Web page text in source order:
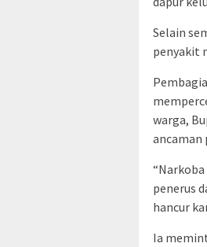
Selain
penyakit
warga,
ancaman
penerus
hancur
Ia